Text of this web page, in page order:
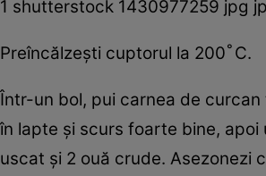
1 shutterstock 1430977259 jpg
Preîncălzeşti cuptorul la 200 ̊C.
Într-un bol, pui carnea de
în lapte şi scurs foarte bine,
uscat şi 2 ouă crude. Asezonezi